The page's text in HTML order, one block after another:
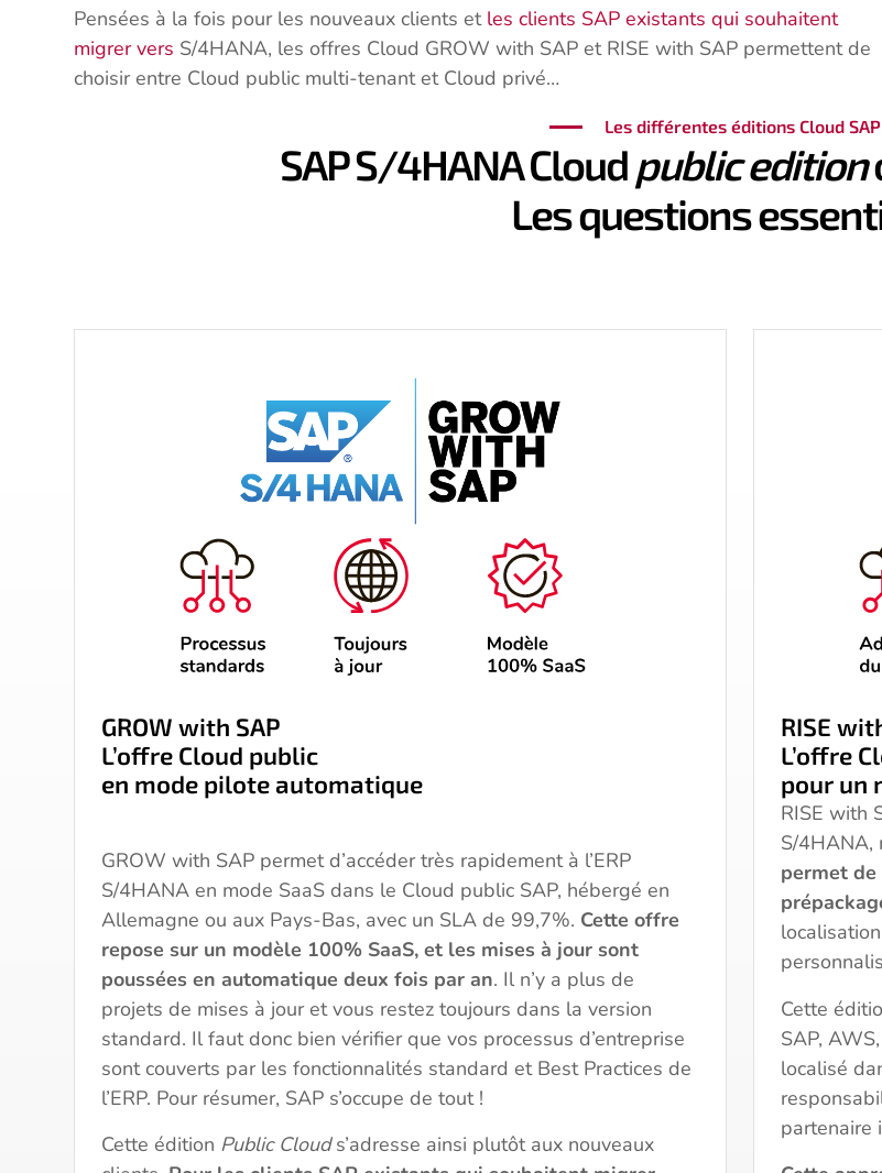
Pensées à la fois pour les nouveaux clients et les clients SAP existants qui souhaitent
migrer vers S/4HANA, les offres Cloud GROW with SAP et RISE with SAP permettent de
choisir entre Cloud public multi-tenant et Cloud privé…
Les différentes éditions Cloud SAP
SAP S/4HANA Cloudpublic edition
Les questions
GROW with SAP
L’offre Cloud public
en mode pilote automatique
GROW with SAP permet d’accéder très rapidement à l’ERP
S/4HANA en mode SaaS dans le Cloud public SAP, hébergé en
Allemagne ou aux Pays-Bas, avec un SLA de 99,7%. Cette offre
repose sur un modèle 100% SaaS, et les mises à jour sont
poussées en automatique deux fois par an. Il n’y a plus de
projets de mises à jour et vous restez toujours dans la version
standard. Il faut donc bien vérifier que vos processus d’entreprise
sont couverts par les fonctionnalités standard et Best Practices de
l’ERP. Pour résumer, SAP s’occupe de tout !
Cette édition Public Clouds’adresse ainsi plutôt aux nouveaux
RISE
L’offre
pour un
RISE with
S/4HANA,
permet
Cette
SAP,
localisé
partenaire